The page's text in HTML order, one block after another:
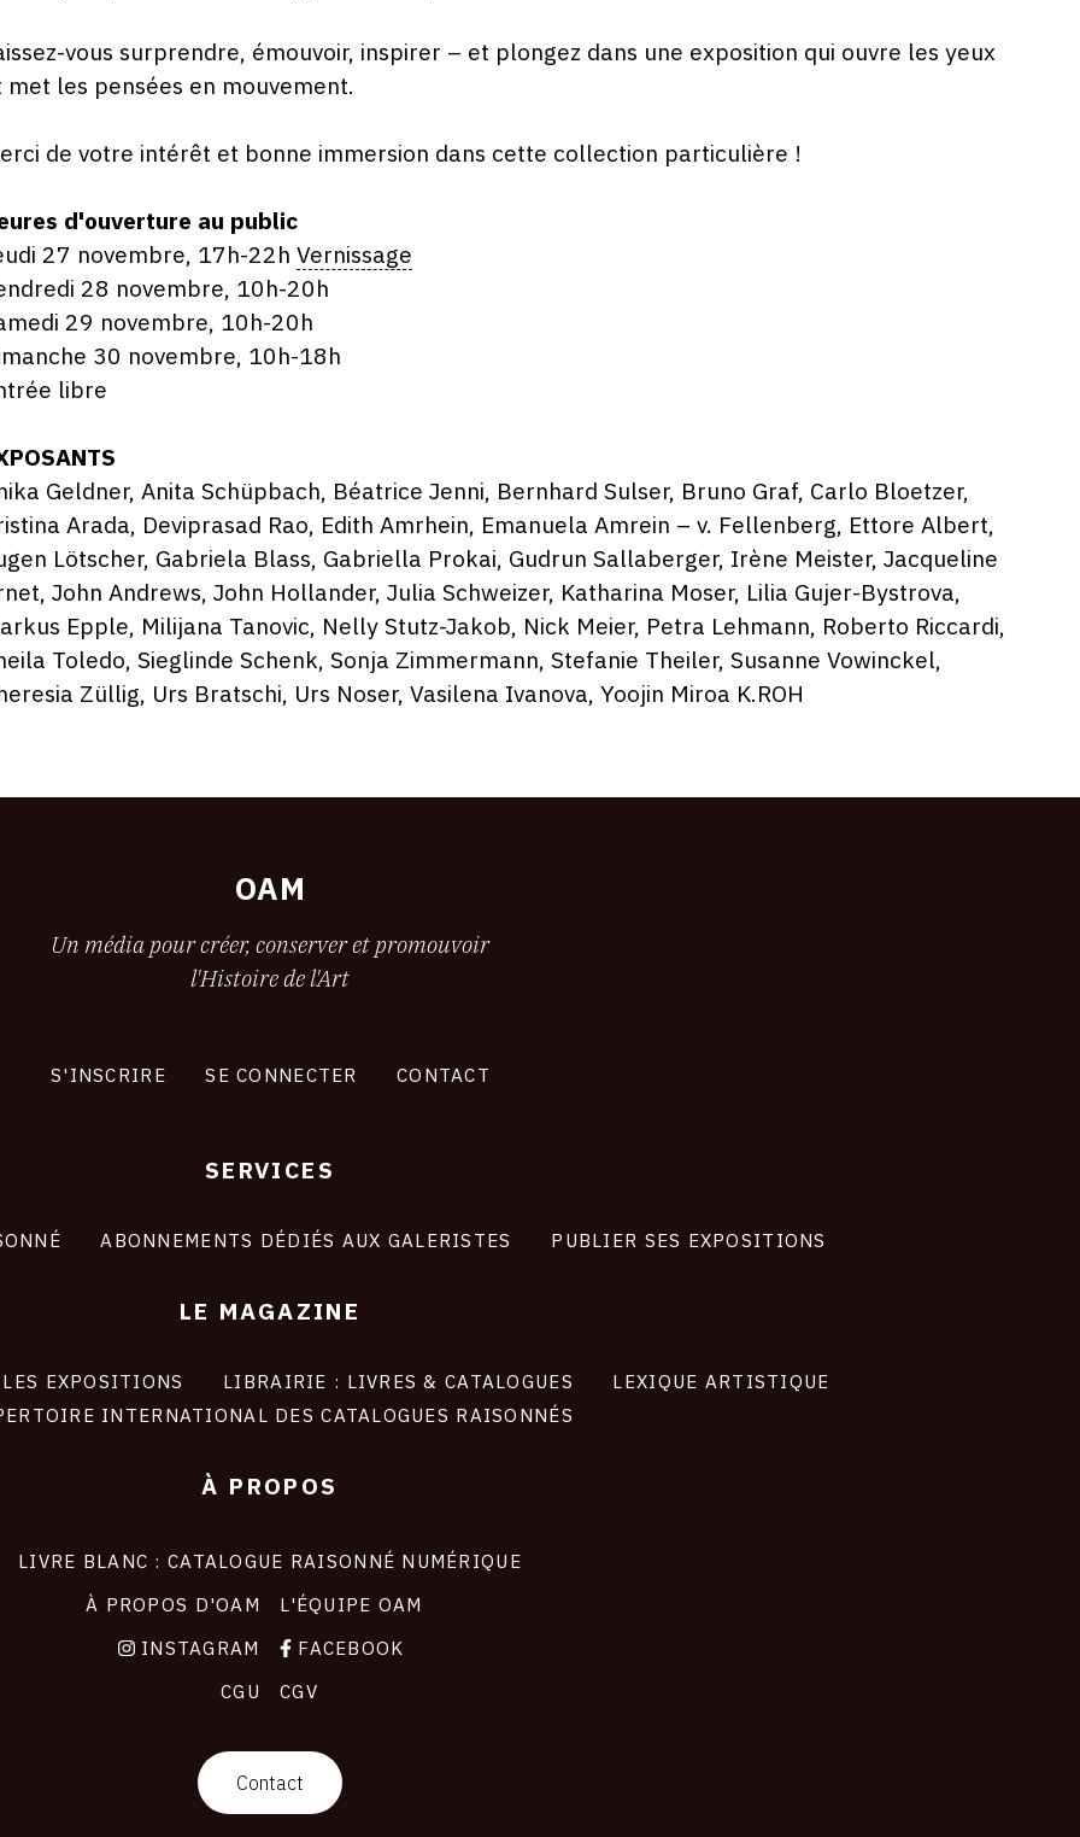
vous surprendre, émouvoir, inspirer – et plongez dans une exposition qui ouvre les yeux
met les pensées en mouvement.
de votre intérêt et bonne immersion dans cette collection particulière !
d'ouverture au public
27 novembre, 17h-22h Vernissage
28 novembre, 10h-20h
29 novembre, 10h-20h
30 novembre, 10h-18h
libre
Geldner, Anita Schüpbach, Béatrice Jenni, Bernhard Sulser, Bruno Graf, Carlo Bloetzer,
Arada, Deviprasad Rao, Edith Amrhein, Emanuela Amrein – v. Fellenberg, Ettore Albert,
Lötscher, Gabriela Blass, Gabriella Prokai, Gudrun Sallaberger, Irène Meister, Jacqueline
John Andrews, John Hollander, Julia Schweizer, Katharina Moser, Lilia Gujer-Bystrova,
Epple, Milijana Tanovic, Nelly Stutz-Jakob, Nick Meier, Petra Lehmann, Roberto Riccardi,
Toledo, Sieglinde Schenk, Sonja Zimmermann, Stefanie Theiler, Susanne Vowinckel,
Züllig, Urs Bratschi, Urs Noser, Vasilena Ivanova, Yoojin Miroa K.ROH
OAM
Un média pour créer, conserver et promouvoir
l'Histoire de l'Art
S'INSCRIRE SE CONNECTER CONTACT
SERVICES
ABONNEMENTS DÉDIÉS AUX GALERISTES PUBLIER SES EXPOSITIONS
LE MAGAZINE
LES EXPOSITIONS LIBRAIRIE : LIVRES & CATALOGUES
LEXIQUE ARTISTIQUE
INTERNATIONAL DES CATALOGUES RAISONNÉS
À PROPOS
LIVRE BLANC : CATALOGUE RAISONNÉ NUMÉRIQUE
À PROPOS D'OAM
L'ÉQUIPE OAM
INSTAGRAM
FACEBOOK
CGU
CGV
Contact